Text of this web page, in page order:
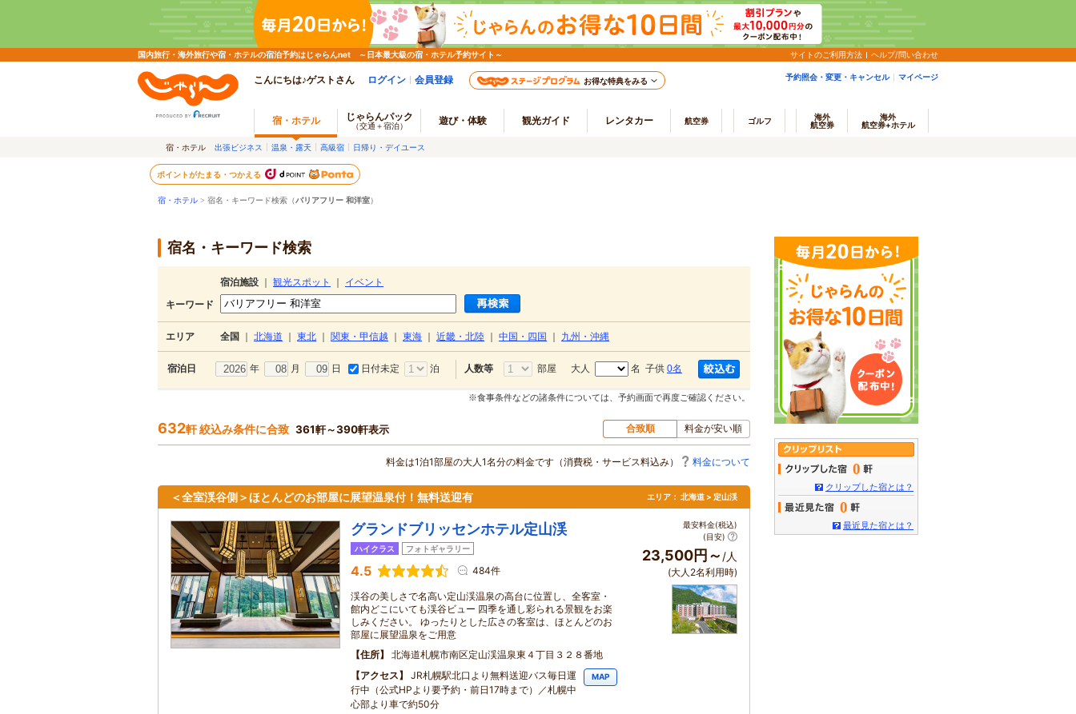
国内旅行・海外旅行や宿・ホテルの宿泊予約はじゃらんnet ～日本最大級の宿・ホテル予約サイト～ サイトのご利用方法 ヘルプ/問い合わせ
こんにちは♪ゲストさん ログイン 会員登録 お得な特典をみる 予約照会・変更・キャンセル マイページ
宿・ホテル じゃらんパック
（交通＋宿泊） 遊び・体験 観光ガイド レンタカー 航空券 ゴルフ
海外
航空券
海外
航空券+ホテル
宿・ホテル 出張ビジネス 温泉・露天 高級宿 日帰り・デイユース
ポイントがたまる・つかえる
宿・ホテル > 宿名・キーワード検索（バリアフリー 和洋室）
宿名・キーワード検索
宿泊施設 観光スポット
イベント
キーワード
エリア 全国 北海道 東北 関東・甲信越 東海 近畿・北陸 中国・四国 九州・沖縄
宿泊日 年 月 日 日付未定 泊 人数等 部屋 大人 名 子供 0名
※食事条件などの諸条件については、予約画面で再度ご確認ください。
632軒 絞込み条件に合致 361軒～390軒表示 合致順 料金が安い順
料金は1泊1部屋の大人1名分の料金です（消費税・サービス料込み） 料金について
＜全室渓谷側＞ほとんどのお部屋に展望温泉付！無料送迎有 エリア： 北海道 > 定山渓
グランドブリッセンホテル定山渓
ハイクラス フォトギャラリー
4.5 484件
渓谷の美しさで名高い定山渓温泉の高台に位置し、全客室・
館内どこにいても渓谷ビュー 四季を通し彩られる景観をお楽
しみください。 ゆったりとした広さの客室は、ほとんどのお
部屋に展望温泉をご用意
住所
北海道札幌市南区定山渓温泉東４丁目３２８番地
アクセス
JR札幌駅北口より無料送迎バス毎日運
行中（公式HPより要予約・前日17時まで）／札幌中
心部より車で約50分
MAP
最安料金(税込)
(目安)
23,500円～ /人
(大人2名利用時)
0
クリップした宿とは？
0
最近見た宿とは？